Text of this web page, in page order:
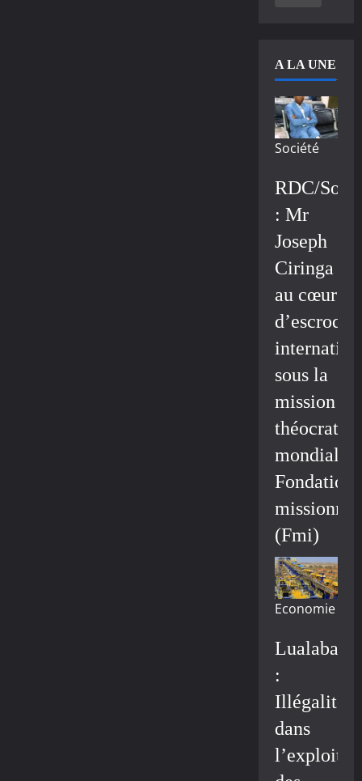
A LA UNE
Société
RDC/
: Mr
Joseph
Ciringa
au cœur
sous la
mission
mondiale/
Fondation
(Fmi)
Economie
Lualaba
:
Illégalité
dans